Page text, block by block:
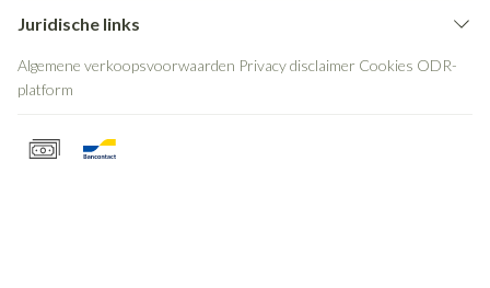
Juridische links
Algemene verkoopsvoorwaarden Privacy disclaimer Cookies ODR-
platform